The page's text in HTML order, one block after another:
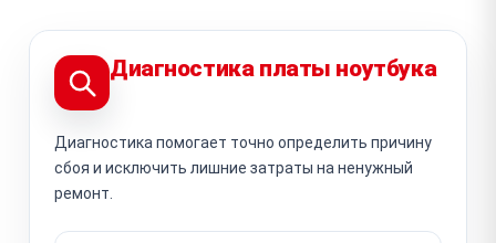
Диагностика платы ноутбука
Диагностика помогает точно определить причину
сбоя и исключить лишние затраты на ненужный
ремонт.